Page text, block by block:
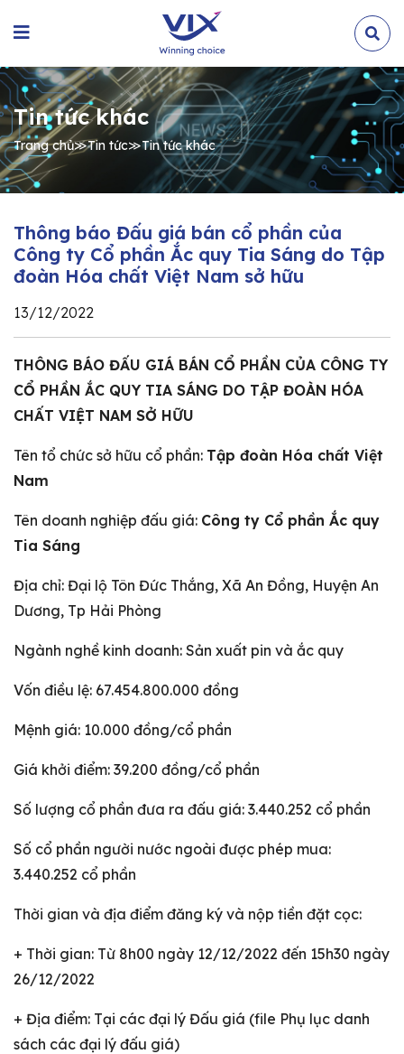
Tin tức khác
Trang chủ≫Tin tức≫Tin tức khác
Thông báo Đấu giá bán cổ phần của
Công ty Cổ phần Ắc quy Tia Sáng do Tập
đoàn Hóa chất Việt Nam sở hữu
13/12/2022
THÔNG BÁO ĐẤU GIÁ BÁN CỔ PHẦN CỦA CÔNG TY
CỔ PHẦN ẮC QUY TIA SÁNG DO TẬP ĐOÀN HÓA
CHẤT VIỆT NAM SỞ HỮU
Tên tổ chức sở hữu cổ phần: Tập đoàn Hóa chất Việt
Nam
Tên doanh nghiệp đấu giá: Công ty Cổ phần Ắc quy
Tia Sáng
Địa chỉ: Đại lộ Tôn Đức Thắng, Xã An Đồng, Huyện An
Dương, Tp Hải Phòng
Ngành nghề kinh doanh: Sản xuất pin và ắc quy
Vốn điều lệ: 67.454.800.000 đồng
Mệnh giá: 10.000 đồng/cổ phần
Giá khởi điểm: 39.200 đồng/cổ phần
Số lượng cổ phần đưa ra đấu giá: 3.440.252 cổ phần
Số cổ phần người nước ngoài được phép mua:
3.440.252 cổ phần
Thời gian và địa điểm đăng ký và nộp tiền đặt cọc:
+ Thời gian: Từ 8h00 ngày 12/12/2022 đến 15h30 ngày
26/12/2022
+ Địa điểm: Tại các đại lý Đấu giá (file Phụ lục danh
sách các đại lý đấu giá)